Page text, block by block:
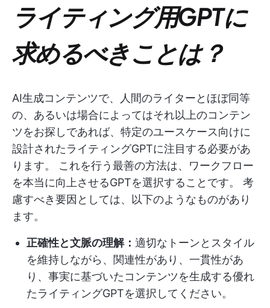
ライティング用GPTに
求めるべきことは？
AI生成コンテンツで、人間のライターとほぼ同等
の、あるいは場合によってはそれ以上のコンテン
ツをお探しであれば、特定のユースケース向けに
設計されたライティングGPTに注目する必要があ
ります。 これを行う最善の方法は、ワークフロー
を本当に向上させるGPTを選択することです。 考
慮すべき要因としては、以下のようなものがあり
ます。
正確性と文脈の理解： 適切なトーンとスタイル
を維持しながら、関連性があり、一貫性があ
り、事実に基づいたコンテンツを生成する優れ
たライティングGPTを選択してください。